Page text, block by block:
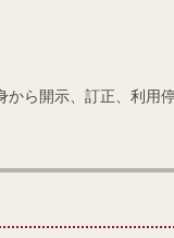
ら開示、訂正、利用